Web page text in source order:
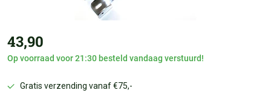
43,90
Op voorraad voor 21:30 besteld vandaag verstuurd!
Gratis verzending vanaf €75,-